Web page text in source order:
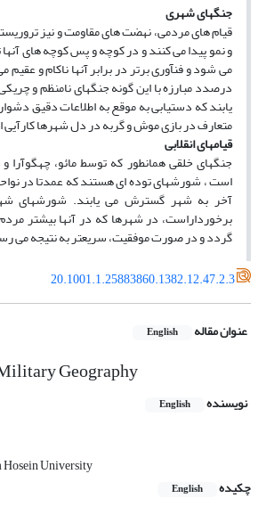
جنگهاى شهرى
قیام­ هاى مردمى، نهضت‏ هاى مقاومت و نیز
و نمو پیدا مى‏ کنند و در کوچه و پس کوچه‏ هاى آنها
مى ‏شود و فن‏آورى برتر در برابر آنها ناکام و عقیم
درصدد مبارزه با این گونه جنگهاى نامنظم و
یابند که دستیابى به موقع به اطلاعات دقیق
متعارف در بازى موش و گربه در دل شهرها کارآیى
قیام­هاى انقلابى
جنگهاى خلقى همانطور که توسط مائو، چه‏گوآرا
است ، شورش‏هاى توده‏ اى هستند که عمدتا در
آخر به شهر گسترش مى‏ یابند. شورشهاى
برخورداراست، در شهرها که در آنها بیشتر
گردد و در صورت موفقیت، سریع‏تر به نتیجه مى‏
20.1001.1.25883860.1382.12.47.2.3
عنوان مقاله English
Geography
نویسنده English
Hosein University
چکیده
English